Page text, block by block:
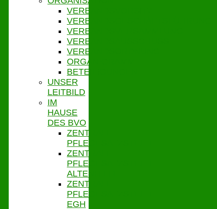
VERBANDSVORSITZ
VERBANDSGESCHÄFTSFÜHRUNG
VERBANDSVERSAMMLUNG
VERBANDSAUSSCHUSS
VERBANDSORDNUNG
ORGANIGRAMM
BETEILIGUNGEN
UNSER
LEITBILD
IM
HAUSE
DES BVO
ZENTRALE
PFLEGESATZSTELLE
ZENTRALE
PFLEGESATZSTELLE
ALTENHILFE
ZENTRALE
PFLEGESATZSTELLE
EGH